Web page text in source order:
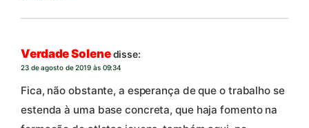
Verdade Solenedisse:
23 de agosto de 2019 às 09:34
Fica, não obstante, a esperança de que o trabalho se
estenda à uma base concreta, que haja fomento na